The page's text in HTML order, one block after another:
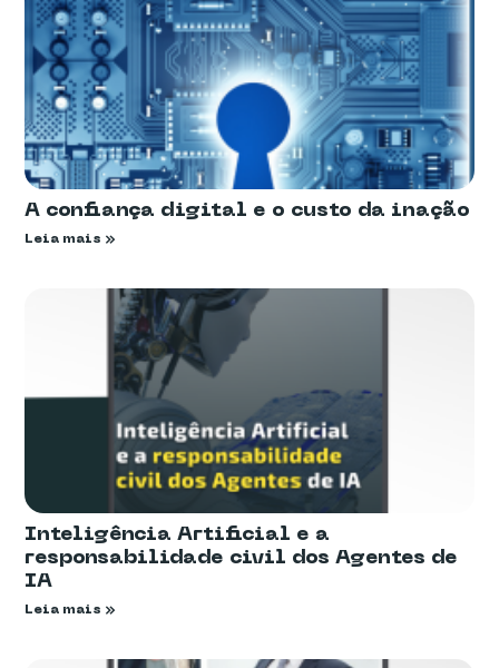
A confiança digital e o custo da inação
Leia mais »
Inteligência Artificial e a
responsabilidade civil dos Agentes de
IA
Leia mais »